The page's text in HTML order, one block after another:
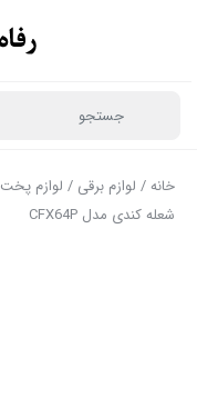
خانه/ لوازم برقی / لوازم
شعله کندی مدل CFX64P